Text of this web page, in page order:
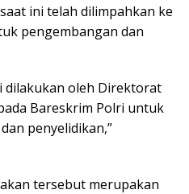
ini telah dilimpahkan ke
pengembangan dan
dilakukan oleh Direktorat
Bareskrim Polri untuk
penyelidikan,”
tersebut merupakan